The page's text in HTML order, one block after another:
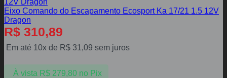
Eixo Comando do Escapamento Ecosport Ka 17/21 1.5 12V
Dragon
R$ 310,89
Em até 10x de R$ 31,09 sem juros
À vista R$279,80 no Pix